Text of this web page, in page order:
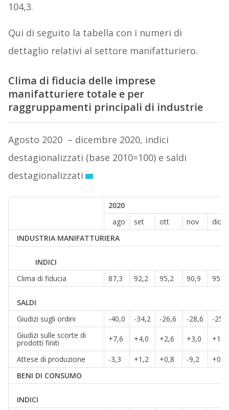
104,3.
Qui di seguito la tabella con i numeri di
dettaglio relativi al settore manifatturiero.
Clima di fiducia delle imprese
manifatturiere totale e per
raggruppamenti principali di industrie
Agosto 2020 – dicembre 2020, indici
destagionalizzati (base 2010=100) e saldi
destagionalizzati
2020
ago
set ott nov
dic
INDUSTRIA MANIFATTURIERA
INDICI
Clima di fiducia
87,3 92,2 95,2 90,9 95,9
SALDI
Giudizi sugli ordini
-40,0 -34,2 -26,6 -28,6
-25,7
Giudizi sulle scorte di
prodotti finiti +7,6 +4,0 +2,6 +3,0 +1,2
Attese di produzione -3,3 +1,2 +0,8 -9,2
+0,4
BENI DI CONSUMO
INDICI